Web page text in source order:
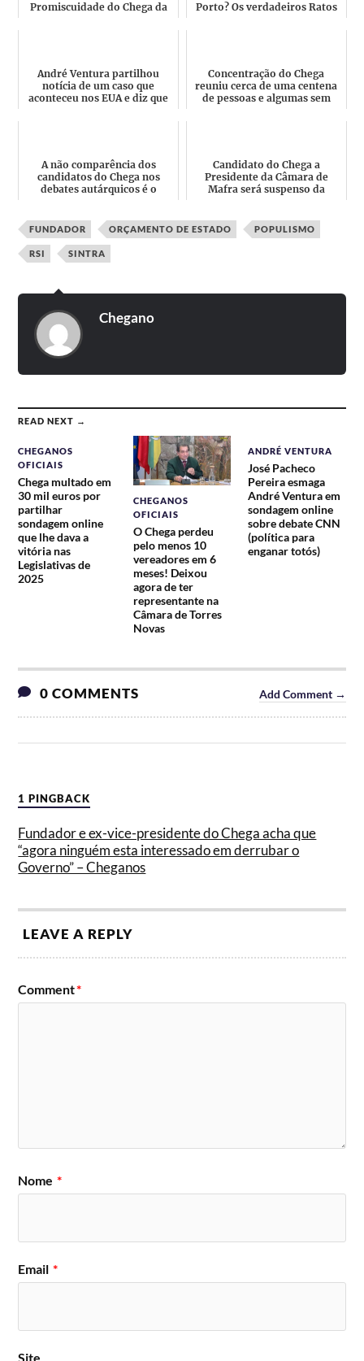
Promiscuidade do Chega da
Porto? Os verdadeiros Ratos
André Ventura partilhou
notícia de um caso que
aconteceu nos EUA e diz que
Concentração do Chega
reuniu cerca de uma centena
de pessoas e algumas sem
A não comparência dos
candidatos do Chega nos
debates autárquicos é o
Candidato do Chega a
Presidente da Câmara de
Mafra será suspenso da
FUNDADOR ORÇAMENTO DE ESTADO POPULISMO
RSI SINTRA
Chegano
READ NEXT →
CHEGANOS
OFICIAIS
Chega multado em
30 mil euros por
partilhar
sondagem online
que lhe dava a
vitória nas
Legislativas de
2025
CHEGANOS
OFICIAIS
O Chega perdeu
pelo menos 10
vereadores em 6
meses! Deixou
agora de ter
representante na
Câmara de Torres
Novas
ANDRÉ VENTURA
José Pacheco
Pereira esmaga
André Ventura em
sondagem online
sobre debate CNN
(política para
enganar totós)
0 COMMENTS Add Comment →
1 PINGBACK
Fundador e ex-vice-presidente do Chega acha que
“agora ninguém esta interessado em derrubar o
Governo” – Cheganos
LEAVE A REPLY
Comment*
Nome *
Email *
Site